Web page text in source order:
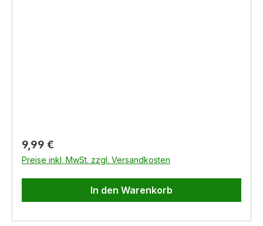
Regulärer Preis:
9,99 €
Preise inkl. MwSt. zzgl. Versandkosten
In den Warenkorb